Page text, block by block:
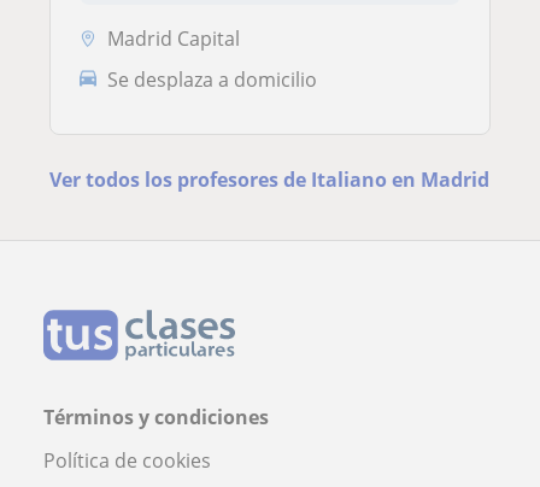
Madrid Capital
Se desplaza a domicilio
Ver todos los profesores de Italiano en Madrid
Términos y condiciones
Política de cookies